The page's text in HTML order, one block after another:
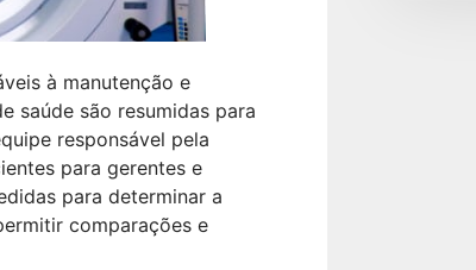
​​à manutenção e
saúde são resumidas para
responsável pela
para gerentes e
para determinar a
comparações e